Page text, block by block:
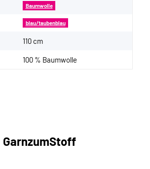
Baumwolle
blau/taubenblau
110 cm
100 % Baumwolle
GarnzumStoff